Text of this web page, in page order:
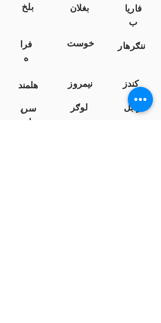
بلخ
بغلان
فاریا
ب
فرا
ه
خوست ننګرهار
هلمند نیمروز
کندز
سرپ
ل
لوګر زابل